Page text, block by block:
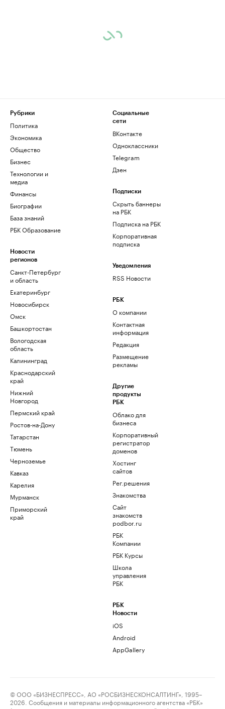
Рубрики
Политика
Экономика
Общество
Бизнес
Технологии и
медиа
Финансы
Биографии
База знаний
РБК Образование
Новости
регионов
Санкт-Петербург
и область
Екатеринбург
Новосибирск
Омск
Башкортостан
Вологодская
область
Калининград
Краснодарский
край
Нижний
Новгород
Пермский край
Ростов-на-Дону
Татарстан
Тюмень
Черноземье
Кавказ
Карелия
Мурманск
Приморский
край
Социальные
сети
ВКонтакте
Одноклассники
Telegram
Дзен
Подписки
Скрыть баннеры
на РБК
Подписка на РБК
Корпоративная
подписка
Уведомления
RSS Новости
РБК
О компании
Контактная
информация
Редакция
Размещение
рекламы
Другие
продукты
РБК
Облако для
бизнеса
Корпоративный
регистратор
доменов
Хостинг
сайтов
Рег.решения
Знакомства
Сайт
знакомств
podbor.ru
РБК
Компании
РБК Курсы
Школа
управления
РБК
РБК
Новости
iOS
Android
AppGallery
© ООО «БИЗНЕСПРЕСС», АО «РОСБИЗНЕСКОНСАЛТИНГ», 1995–
2026. Сообщения и материалы информационного агентства «РБК»